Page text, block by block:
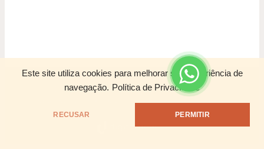
Este site utiliza cookies para melhorar sua experiência de
navegação. Política de Privacidade
RECUSAR PERMITIR
© 2026 CASA SIARÁ. TODOS OS DIREITOS